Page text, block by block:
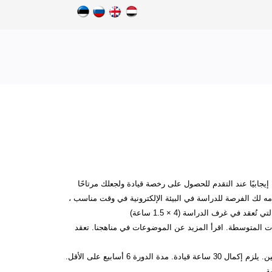
عند التقدم للحصول على رخصة قيادة ولجعلك مرتاحًا
لك الفرصة للدراسة في البيئة الإلكترونية في وقت مناسب ،
المتوسطة. اقرأ المزيد عن الموضوعات في مناهجنا. تعقد
من الممكن ترتيب دروس القيادة بمرونة مع نقاط انطلاق من قلب مدينة تالين. يلزم إكمال 30 ساعة قيادة. مدة الدورة 6 أسابيع على الأقل.